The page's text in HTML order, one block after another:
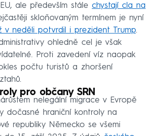
ale především stále chystají cla na
skloňovaným termínem je nyní
v neděli potvrdil i prezident Trump.
ohledně cel je však
Proti zavedení víz naopak
počtu turistů a zhoršení
pro občany SRN
nelegální migrace v Evropě
dočasné hraniční kontroly na
republiky Německo se všemi